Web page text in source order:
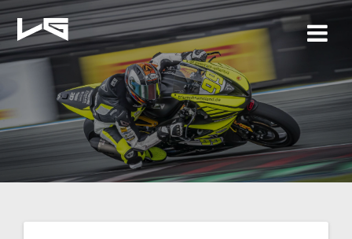
Zum
Inhalt
springen